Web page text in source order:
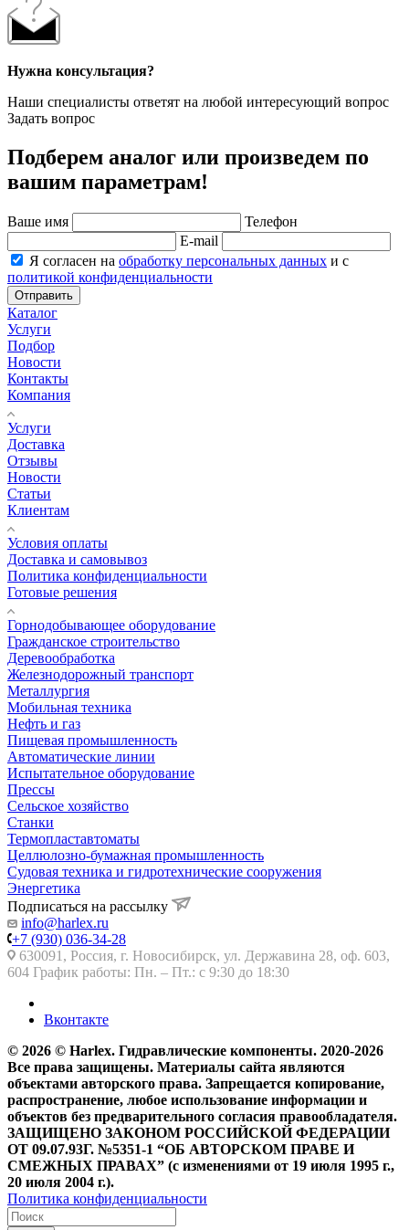
Нужна консультация?
Наши специалисты ответят на любой интересующий вопрос
Задать вопрос
Подберем аналог или произведем по
вашим параметрам!
Ваше имя
Телефон
E-mail
Я согласен на обработку персональных данных и с
политикой конфиденциальности
Отправить
Каталог
Услуги
Подбор
Новости
Контакты
Компания
Услуги
Доставка
Отзывы
Новости
Статьи
Клиентам
Условия оплаты
Доставка и самовывоз
Политика конфиденциальности
Готовые решения
Горнодобывающее оборудование
Гражданское строительство
Деревообработка
Железнодорожный транспорт
Металлургия
Мобильная техника
Нефть и газ
Пищевая промышленность
Автоматические линии
Испытательное оборудование
Прессы
Сельское хозяйство
Станки
Термопластавтоматы
Целлюлозно-бумажная промышленность
Судовая техника и гидротехнические сооружения
Энергетика
Подписаться на рассылку
info@harlex.ru
+7 (930) 036-34-28
630091, Россия, г. Новосибирск, ул. Державина 28, оф. 603,
604 График работы: Пн. – Пт.: с 9:30 до 18:30
Вконтакте
© 2026 © Harlex. Гидравлические компоненты. 2020-2026
Все права защищены. Материалы сайта являются
объектами авторского права. Запрещается копирование,
распространение, любое использование информации и
объектов без предварительного согласия правообладателя.
ЗАЩИЩЕНО ЗАКОНОМ РОССИЙСКОЙ ФЕДЕРАЦИИ
ОТ 09.07.93Г. №5351-1 “ОБ АВТОРСКОМ ПРАВЕ И
СМЕЖНЫХ ПРАВАХ” (с изменениями от 19 июля 1995 г.,
20 июля 2004 г.).
Политика конфиденциальности